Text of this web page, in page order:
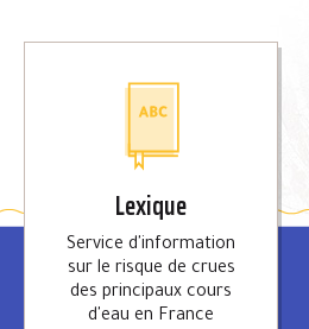
Lexique
Service d'information
sur le risque de crues
des principaux cours
d'eau en France